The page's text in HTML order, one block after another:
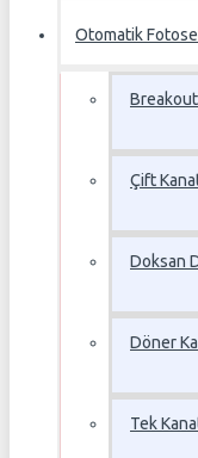
Otomatik
Çift
Doksan
Döner
Tek